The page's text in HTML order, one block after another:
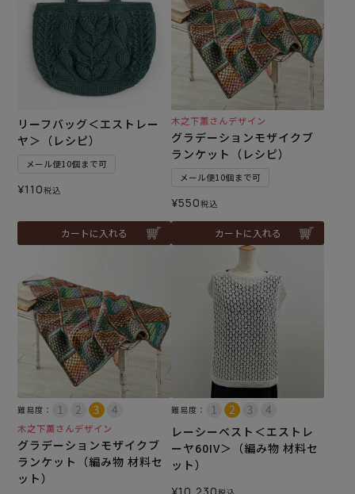
リーフバッグ＜エストレー
ヤ＞（レシピ）
メール便10個まで可
¥110税込
カートに入れる
木之下薫さんデザイン
グラデーションモザイクブ
ランケット（レシピ）
メール便10個まで可
¥550税込
カートに入れる
難易度：
木之下薫さんデザイン
グラデーションモザイクブ
ランケット（編み物 材料セ
ット）
難易度：
レーシーベスト＜エストレ
ーヤ60IV＞（編み物 材料セ
ット）